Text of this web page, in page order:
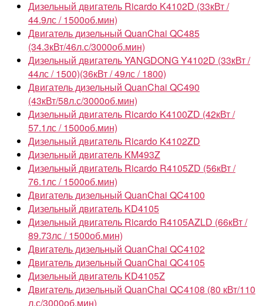
Дизельный двигатель Ricardo K4102D (33кВт /
44.9лс / 1500об.мин)
Двигатель дизельный QuanChai QC485
(34.3кВт/46л.с/3000об.мин)
Дизельный двигатель YANGDONG Y4102D (33кВт /
44лс / 1500)(36кВт / 49лс / 1800)
Двигатель дизельный QuanChai QC490
(43кВт/58л.с/3000об.мин)
Дизельный двигатель Ricardo K4100ZD (42кВт /
57.1лс / 1500об.мин)
Дизельный двигатель Ricardo K4102ZD
Дизельный двигатель KM493Z
Дизельный двигатель Ricardo R4105ZD (56кВт /
76.1лс / 1500об.мин)
Двигатель дизельный QuanChai QC4100
Дизельный двигатель KD4105
Дизельный двигатель Ricardo R4105AZLD (66кВт /
89.73лс / 1500об.мин)
Двигатель дизельный QuanChai QC4102
Двигатель дизельный QuanChai QC4105
Дизельный двигатель KD4105Z
Двигатель дизельный QuanChai QC4108 (80 кВт/110
л.с/3000об.мин)